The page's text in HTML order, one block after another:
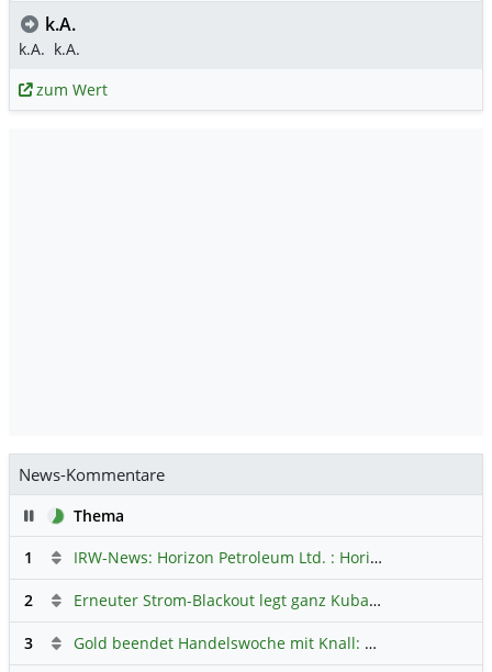
k.A.
k.A. k.A.
zum Wert
News-Kommentare
PauseThema
1
IRW-News: Horizon Petroleum Ltd. : Horizon Petroleum beginnt mit der Testförderung im Projekt Lachowice in Polen und schließt die Platzierung einer überzeichneten Wandelanleihe ab
2 Erneuter Strom-Blackout legt ganz Kuba lahm
3 Gold beendet Handelswoche mit Knall: Barrick Mining – Ist diese Aktie wieder ein Kauf?